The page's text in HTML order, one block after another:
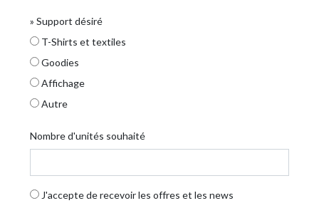
» Support désiré
T-Shirts et textiles
Goodies
Affichage
Autre
Nombre d'unités souhaité
J'accepte de recevoir les offres et les news